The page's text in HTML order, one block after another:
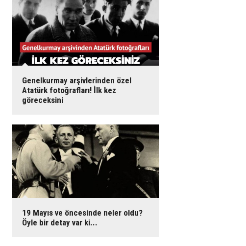
Genelkurmay arşivlerinden özel
Atatürk fotoğrafları! İlk kez
göreceksini
19 Mayıs ve öncesinde neler oldu?
Öyle bir detay var ki...